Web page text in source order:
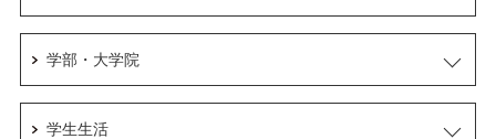
学部・大学院
学生生活